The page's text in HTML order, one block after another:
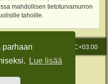
parhaan
Lue lisää
mahdollisen tietoturvamurron
tahoille.
Kaikki ajat ovat UTC+03:00
Software © phpBB Limited